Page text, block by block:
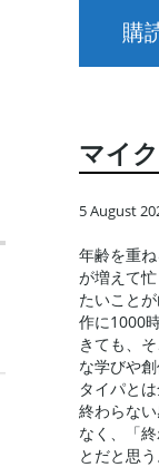
マイ
5 August
年齢を重
が増えて
たいこと
作に1000
きても、
な学びや
タイパと
終わらな
なく、「
とだと思う